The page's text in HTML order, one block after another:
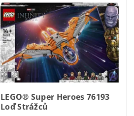
LEGO® Super Heroes 76193
Loď Strážců